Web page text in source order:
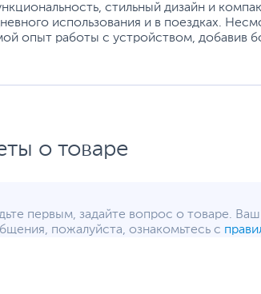
стильный дизайн и
использования и в поездках.
опыт работы с устройством, добавив
о товаре
первым, задайте вопрос о товаре.
пожалуйста, ознакомьтесь с